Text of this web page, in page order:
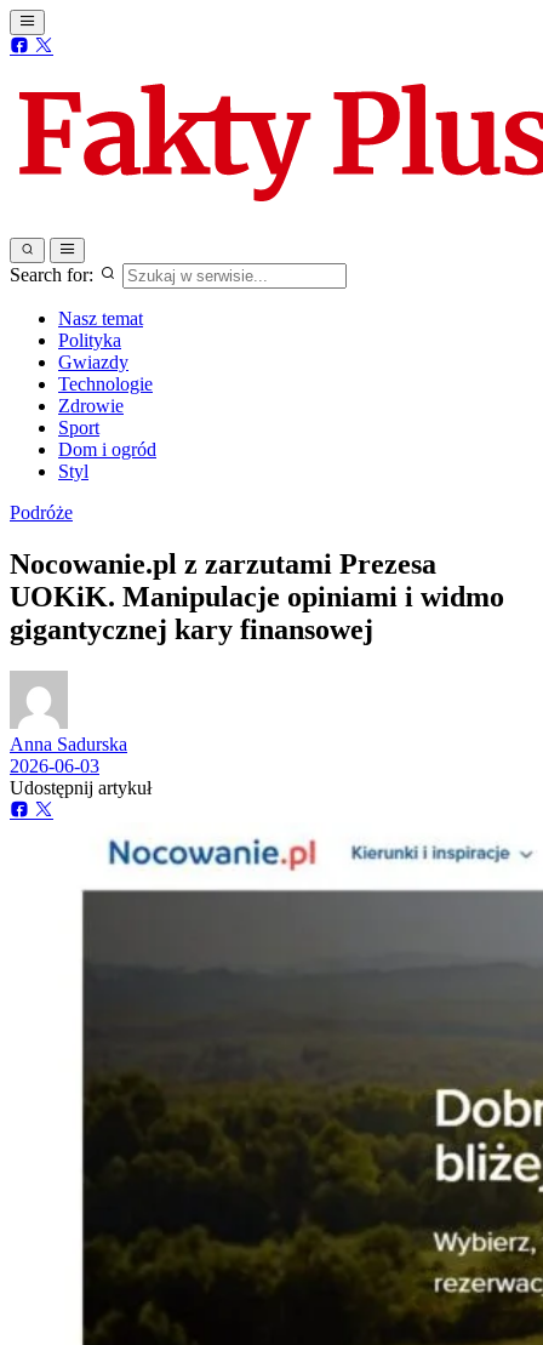
Search for:
Nasz temat
Polityka
Gwiazdy
Technologie
Zdrowie
Sport
Dom i ogród
Styl
Podróże
Nocowanie.pl z zarzutami Prezesa
UOKiK. Manipulacje opiniami i widmo
gigantycznej kary finansowej
Anna Sadurska
2026-06-03
Udostępnij artykuł